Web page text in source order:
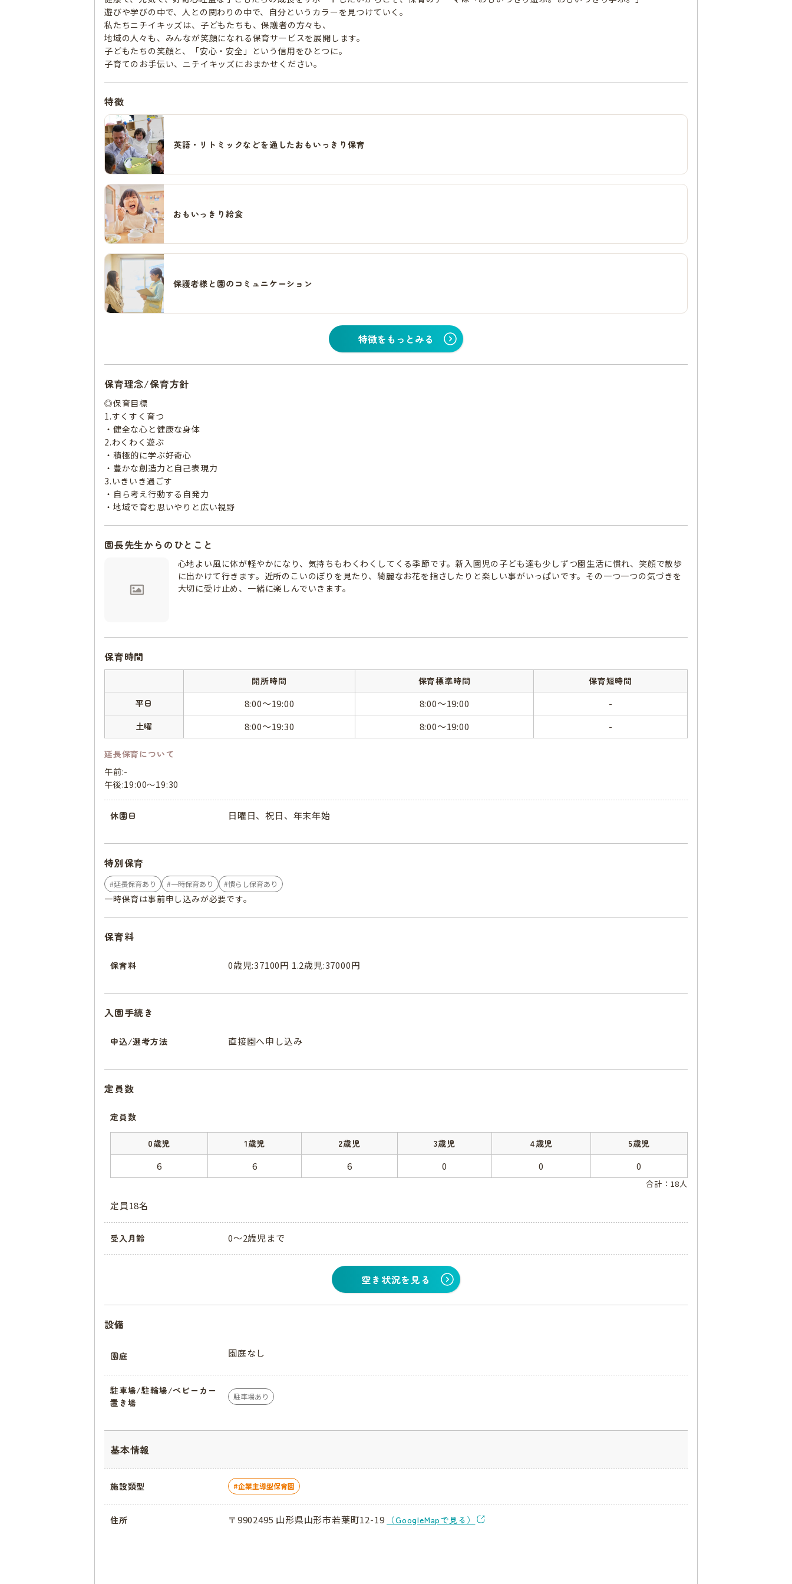
遊びや学びの中で、人との関わりの中で、自分というカラーを見つけていく。
私たちニチイキッズは、子どもたちも、保護者の方々も、
地域の人々も、みんなが笑顔になれる保育サービスを展開します。
子どもたちの笑顔と、「安心・安全」という信用をひとつに。
子育てのお手伝い、ニチイキッズにおまかせください。
特徴
英語・リトミックなどを通したおもいっきり保育
おもいっきり給食
保護者様と園のコミュニケーション
特徴をもっとみる
保育理念/保育方針
◎保育目標
1.すくすく育つ
・健全な心と健康な身体
2.わくわく遊ぶ
・積極的に学ぶ好奇心
・豊かな創造力と自己表現力
3.いきいき過ごす
・自ら考え行動する自発力
・地域で育む思いやりと広い視野
園長先生からのひとこと
心地よい風に体が軽やかになり、気持ちもわくわくしてくる季節です。新入園児の子ども達も少しずつ園生活に慣れ、笑顔で散歩
に出かけて行きます。近所のこいのぼりを見たり、綺麗なお花を指さしたりと楽しい事がいっぱいです。その一つ一つの気づきを
大切に受け止め、一緒に楽しんでいきます。
保育時間
開所時間 保育標準時間
保育短時間
平日
8:00～19:00 8:00～19:00 -
土曜 8:00～19:30 8:00～19:00 -
延長保育について
午前:-
午後:19:00～19:30
休園日 日曜日、祝日、年末年始
特別保育
延長保育あり 一時保育あり 慣らし保育あり
一時保育は事前申し込みが必要です。
保育料
保育料 0歳児:37100円 1.2歳児:37000円
入園手続き
申込/選考方法 直接園へ申し込み
定員数
定員数
0歳児 1歳児 2歳児 3歳児 4歳児 5歳児
6 6 6 0 0 0
合計：18人
定員18名
受入月齢 0〜2歳児まで
空き状況を見る
設備
園庭 園庭なし
駐車場/駐輪場/ベビーカー
置き場
駐車場あり
基本情報
施設類型 企業主導型保育園
住所 〒9902495 山形県山形市若葉町12-19 （GoogleMapで見る）